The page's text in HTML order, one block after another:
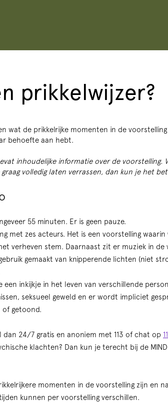
prikkelwijzer?
wat de prikkelrijke momenten in de
behoefte aan hebt.
inhoudelijke informatie over de voorstelling.
volledig laten verrassen, dan kun je het
55 minuten. Er is geen pauze.
met zes acteurs. Het is een voorstelling
verheven stem. Daarnaast zit er muziek in de
gemaakt van knipperende lichten (niet
een inkijkje in het leven van verschillende
seksueel geweld en er wordt impliciet
of getoond.
dan 24/7 gratis en anoniem met 113 of chat op
klachten? Dan kun je terecht bij de
momenten in de voorstelling zijn en
kunnen per voorstelling verschillen.